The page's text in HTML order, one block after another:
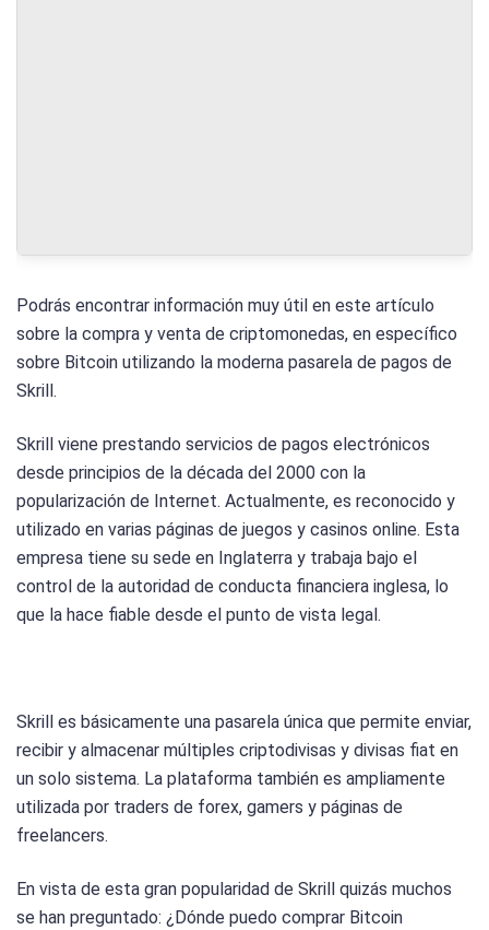
Podrás encontrar información muy útil en este artículo
sobre la compra y venta de criptomonedas, en específico
sobre Bitcoin utilizando la moderna pasarela de pagos de
Skrill.
Skrill viene prestando servicios de pagos electrónicos
desde principios de la década del 2000 con la
popularización de Internet. Actualmente, es reconocido y
utilizado en varias páginas de juegos y casinos online. Esta
empresa tiene su sede en Inglaterra y trabaja bajo el
control de la autoridad de conducta financiera inglesa, lo
que la hace fiable desde el punto de vista legal.
Skrill es básicamente una pasarela única que permite enviar,
recibir y almacenar múltiples criptodivisas y divisas fiat en
un solo sistema. La plataforma también es ampliamente
utilizada por traders de forex, gamers y páginas de
freelancers.
En vista de esta gran popularidad de Skrill quizás muchos
se han preguntado: ¿Dónde puedo comprar Bitcoin